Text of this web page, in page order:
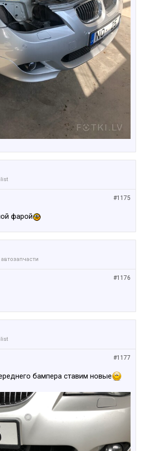
#1175
фарой
#1176
#1177
бампера ставим новые